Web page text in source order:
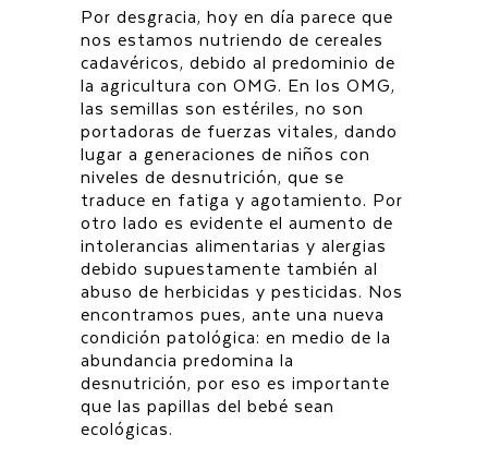
Por desgracia, hoy en día parece que
nos estamos nutriendo de cereales
cadavéricos, debido al predominio de
la agricultura con OMG. En los OMG,
las semillas son estériles, no son
portadoras de fuerzas vitales, dando
lugar a generaciones de niños con
niveles de desnutrición, que se
traduce en fatiga y agotamiento. Por
otro lado es evidente el aumento de
intolerancias alimentarias y alergias
debido supuestamente también al
abuso de herbicidas y pesticidas. Nos
encontramos pues, ante una nueva
condición patológica: en medio de la
abundancia predomina la
desnutrición, por eso es importante
que las papillas del bebé sean
ecológicas.